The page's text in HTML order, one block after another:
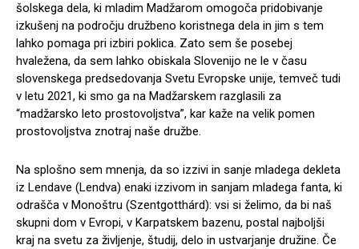
šolskega dela, ki mladim Madžarom omogoča pridobivanje
izkušenj na področju družbeno koristnega dela in jim s tem
lahko pomaga pri izbiri poklica. Zato sem še posebej
hvaležena, da sem lahko obiskala Slovenijo ne le v času
slovenskega predsedovanja Svetu Evropske unije, temveč tudi
v letu 2021, ki smo ga na Madžarskem razglasili za
“madžarsko leto prostovoljstva”, kar kaže na velik pomen
prostovoljstva znotraj naše družbe.
Na splošno sem mnenja, da so izzivi in sanje mladega dekleta
iz Lendave (Lendva) enaki izzivom in sanjam mladega fanta, ki
odrašča v Monoštru (Szentgotthárd): vsi si želimo, da bi naš
skupni dom v Evropi, v Karpatskem bazenu, postal najboljši
kraj na svetu za življenje, študij, delo in ustvarjanje družine. Če